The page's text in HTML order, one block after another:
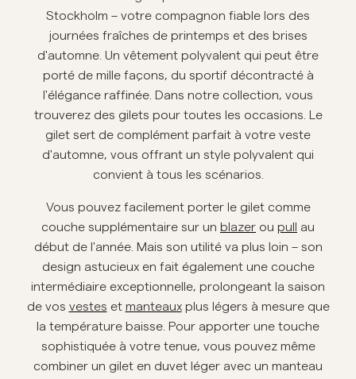
Jeans
Costumes
Overshirts
Polos
Manteaux et vestes
Shorts
Stockholm – votre compagnon fiable lors des
journées fraîches de printemps et des brises
d'automne. Un vêtement polyvalent qui peut être
porté de mille façons, du sportif décontracté à
l'élégance raffinée. Dans notre collection, vous
trouverez des gilets pour toutes les occasions. Le
gilet sert de complément parfait à votre veste
d'automne, vous offrant un style polyvalent qui
convient à tous les scénarios.
Vous pouvez facilement porter le gilet comme
couche supplémentaire sur un blazer ou pull
au
début de l'année. Mais son utilité va plus loin – son
design astucieux en fait également une couche
intermédiaire exceptionnelle, prolongeant la saison
de vos vestes et manteauxplus légers à mesure que
la température baisse. Pour apporter une touche
sophistiquée à votre tenue, vous pouvez même
combiner un gilet en duvet léger avec un manteau